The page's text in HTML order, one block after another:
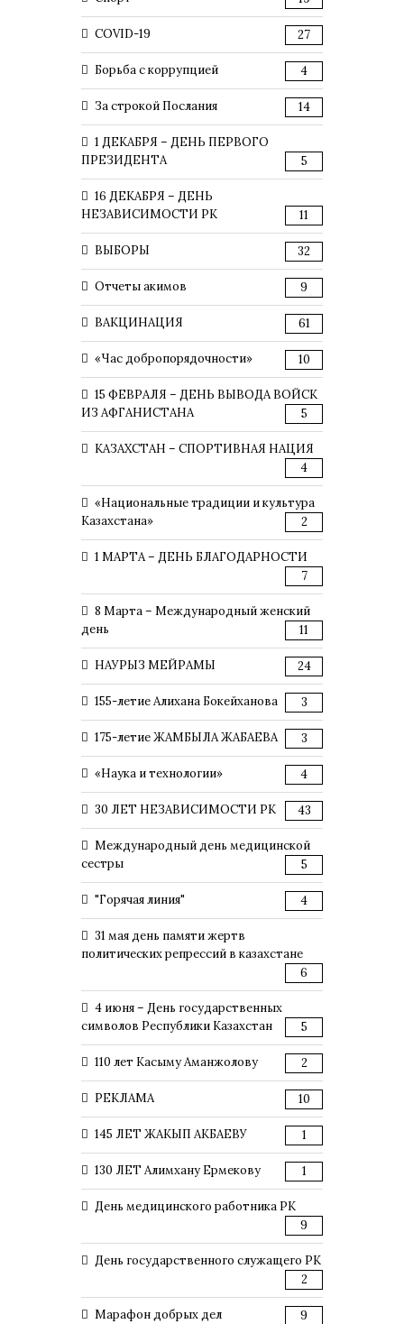
COVID-19 27
Борьба с коррупцией 4
За строкой Послания 14
1 ДЕКАБРЯ – ДЕНЬ ПЕРВОГО
ПРЕЗИДЕНТА
5
16 ДЕКАБРЯ – ДЕНЬ
НЕЗАВИСИМОСТИ РК
11
ВЫБОРЫ 32
Отчеты акимов 9
ВАКЦИНАЦИЯ 61
«Час добропорядочности» 10
15 ФЕВРАЛЯ – ДЕНЬ ВЫВОДА ВОЙСК
ИЗ АФГАНИСТАНА
5
КАЗАХСТАН – СПОРТИВНАЯ НАЦИЯ
4
«Национальные традиции и культура
Казахстана»
2
1 МАРТА – ДЕНЬ БЛАГОДАРНОСТИ
7
8 Марта – Международный женский
день
11
НАУРЫЗ МЕЙРАМЫ 24
155-летие Алихана Бокейханова 3
175-летие ЖАМБЫЛА ЖАБАЕВА 3
«Наука и технологии» 4
30 ЛЕТ НЕЗАВИСИМОСТИ РК 43
Международный день медицинской
сестры
5
"Горячая линия" 4
31 мая день памяти жертв
политических репрессий в казахстане
6
4 июня – День государственных
символов Республики Казахстан
5
110 лет Касыму Аманжолову 2
РЕКЛАМА 10
145 ЛЕТ ЖАКЫП АКБАЕВУ 1
130 ЛЕТ Алимхану Ермекову 1
День медицинского работника РК
9
День государственного служащего РК
2
Марафон добрых дел 9